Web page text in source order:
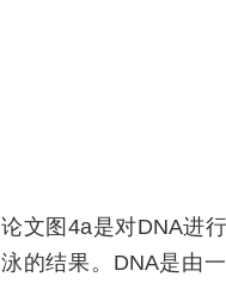
论文图4a是对DNA进
泳的结果。DNA是由